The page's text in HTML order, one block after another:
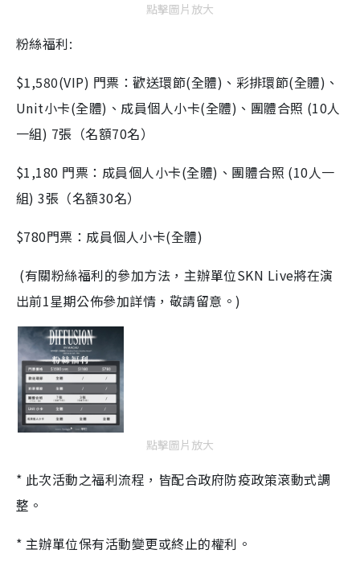
點擊圖片放大
粉絲福利:
$1,580(VIP) 門票：歡送環節(全體)、彩排環節(全體)、
Unit小卡(全體)、成員個人小卡(全體)、團體合照 (10人
一組) 7張（名額70名）
$1,180 門票：成員個人小卡(全體)、團體合照 (10人一
組) 3張（名額30名）
$780門票：成員個人小卡(全體)
(有關粉絲福利的參加方法，主辦單位SKN Live將在演
出前1星期公佈參加詳情，敬請留意。)
點擊圖片放大
* 此次活動之福利流程，皆配合政府防疫政策滾動式調
整。
* 主辦單位保有活動變更或終止的權利。